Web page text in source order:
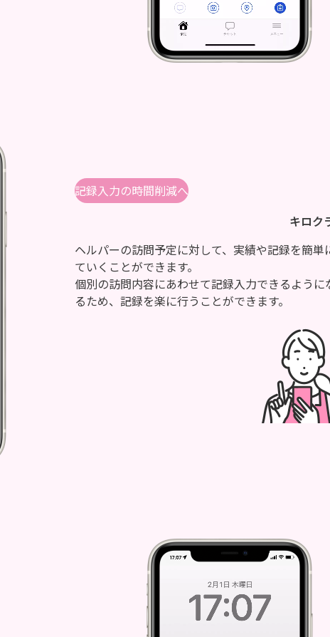
記録入力の時間削減へ
キロク
ヘルパーの訪問予定に対して、実績や記録を簡単
ていくことができます。
個別の訪問内容にあわせて記録入力できるように
るため、記録を楽に行うことができます。